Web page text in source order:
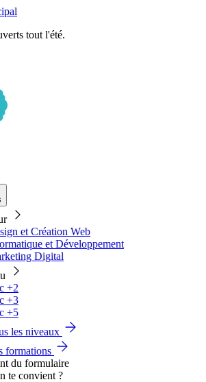
tout l'été.
et Création Web
et Développement
Digital
+2
+3
+5
les niveaux
formations
te convient ?